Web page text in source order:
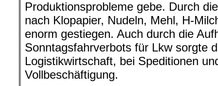
Produktionsprobleme gebe. Durch
nach Klopapier, Nudeln, Mehl, H-
enorm gestiegen. Auch durch die
Sonntagsfahrverbots für Lkw sorgte
Logistikwirtschaft, bei Speditionen
Vollbeschäftigung.